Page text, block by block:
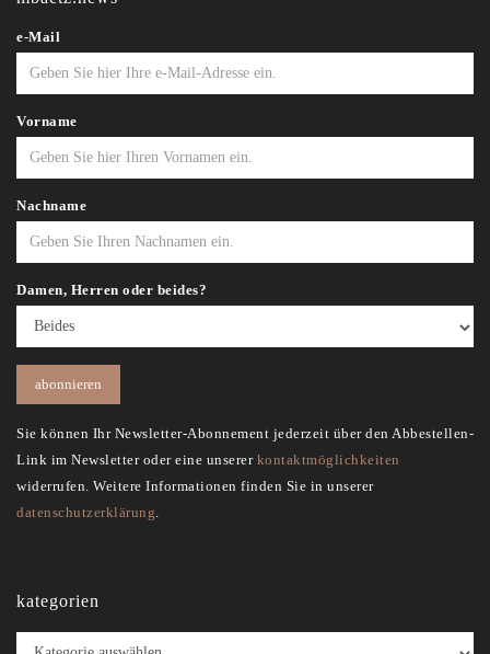
e-Mail
Vorname
Nachname
Damen, Herren oder beides?
Sie können Ihr Newsletter-Abonnement jederzeit über den Abbestellen-
Link im Newsletter oder eine unserer kontaktmöglichkeiten
widerrufen. Weitere Informationen finden Sie in unserer
datenschutzerklärung.
kategorien
Kategorien